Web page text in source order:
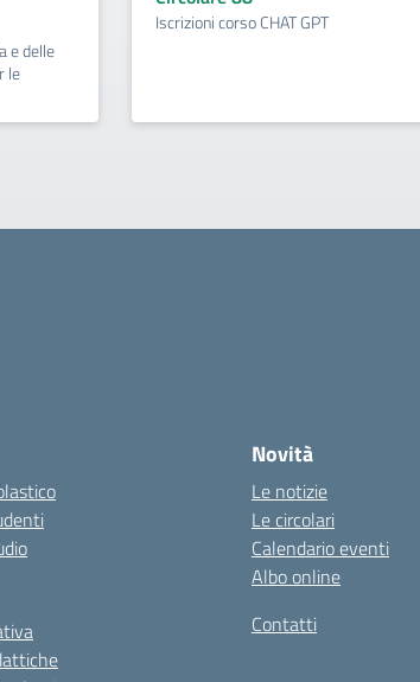
e delle
le
Iscrizioni corso CHAT GPT
Novità
Le notizie
Le circolari
Calendario eventi
Albo online
Contatti